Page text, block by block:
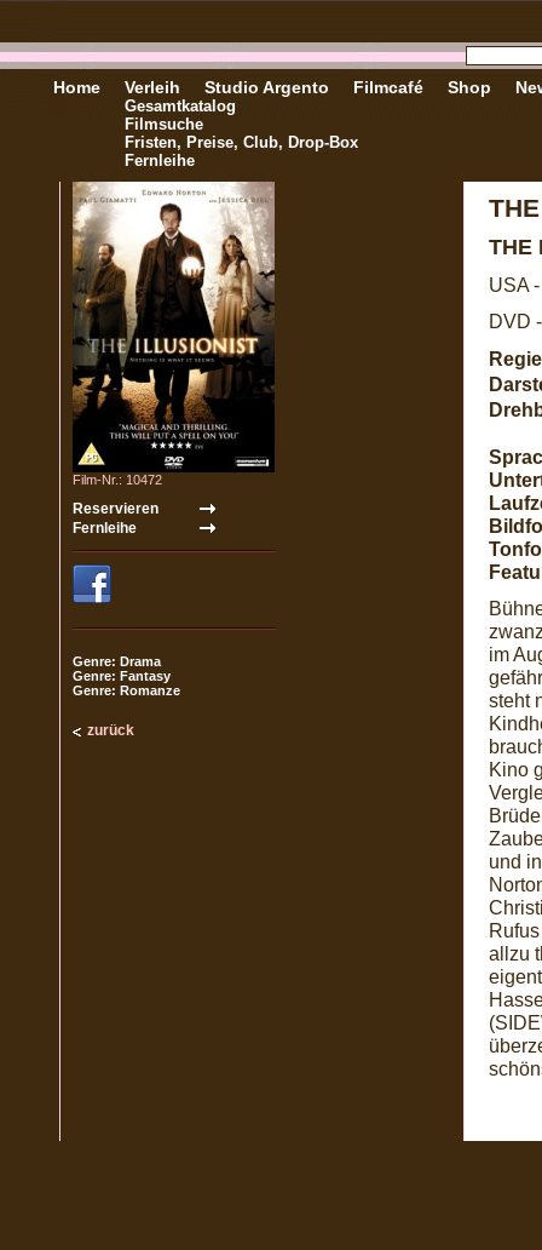
Home Verleih
Gesamtkatalog
Filmsuche
Fristen, Preise, Club, Drop-Box
Fernleihe
Studio Argento Filmcafé Shop
Film-Nr.: 10472
Genre: Drama
Genre: Fantasy
Genre: Romanze
zurück
THE
USA
DVD
im
steht
Kino
und
allzu